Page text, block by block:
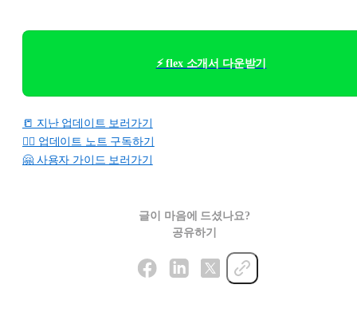
⚡ flex 소개서 다운받기
📒 지난 업데이트 보러가기
👉🏻 업데이트 노트 구독하기
🤗 사용자 가이드 보러가기
글이 마음에 드셨나요?
공유하기